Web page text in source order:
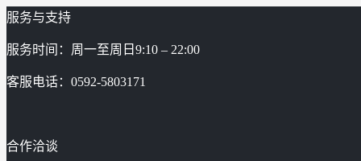
服务与支持
服务时间：周一至周日9:10 – 22:00
客服电话：0592-5803171
合作洽谈